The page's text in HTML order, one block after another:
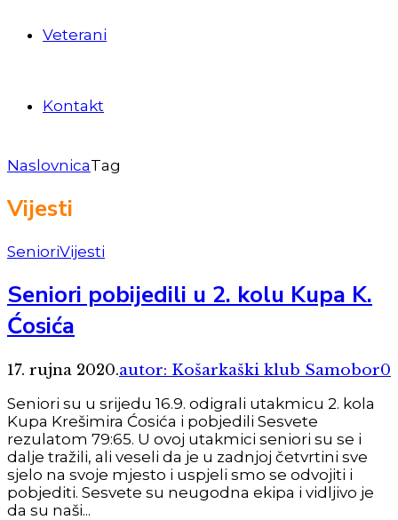
Veterani
Kontakt
NaslovnicaTag
Vijesti
SenioriVijesti
Seniori pobijedili u 2. kolu Kupa K.
Ćosića
17. rujna 2020.autor: Košarkaški klub Samobor0
Seniori su u srijedu 16.9. odigrali utakmicu 2. kola
Kupa Krešimira Ćosića i pobjedili Sesvete
rezulatom 79:65. U ovoj utakmici seniori su se i
dalje tražili, ali veseli da je u zadnjoj četvrtini sve
sjelo na svoje mjesto i uspjeli smo se odvojiti i
pobjediti. Sesvete su neugodna ekipa i vidljivo je
da su naši...